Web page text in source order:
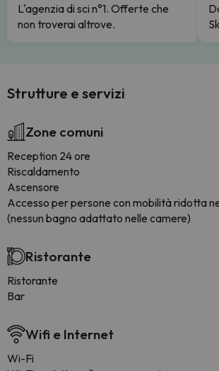
L'agenzia di sci n°1. Offerte che
non troverai altrove.
Strutture e servizi
Zone comuni
Reception 24 ore
Riscaldamento
Ascensore
Accesso per persone con mobilità ridotta
(nessun bagno adattato nelle camere)
Ristorante
Ristorante
Bar
Wifi e Internet
Wi-Fi